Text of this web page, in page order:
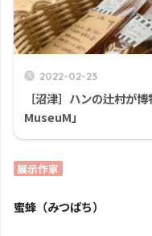
2022-02-23
［沼津］ハンの辻村が
MuseuM」
展示作家
蜜蜂（みつばち）